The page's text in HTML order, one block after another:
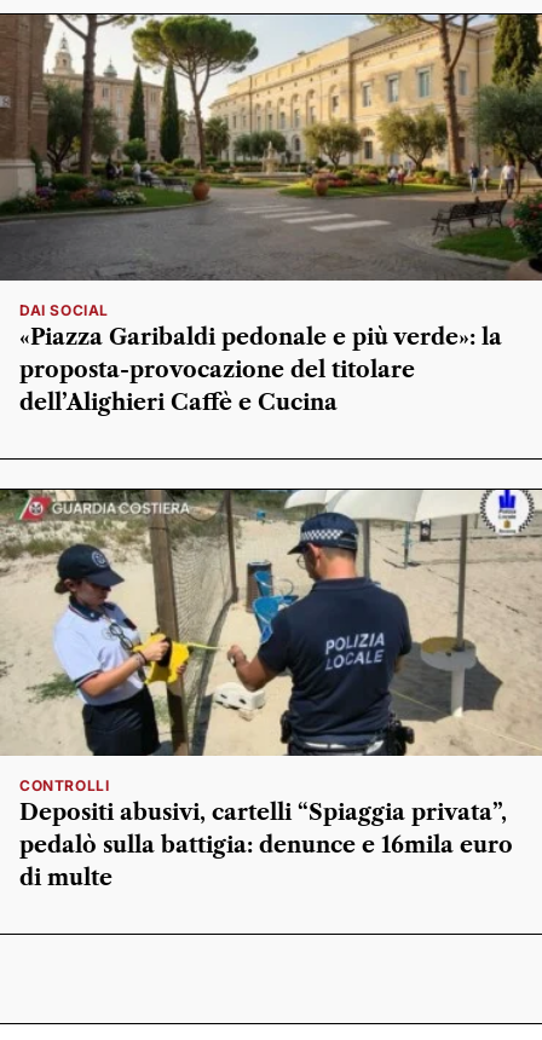
DAI SOCIAL
«Piazza Garibaldi pedonale e più verde»: la
proposta-provocazione del titolare
dell’Alighieri Caffè e Cucina
CONTROLLI
Depositi abusivi, cartelli “Spiaggia privata”,
pedalò sulla battigia: denunce e 16mila euro
di multe